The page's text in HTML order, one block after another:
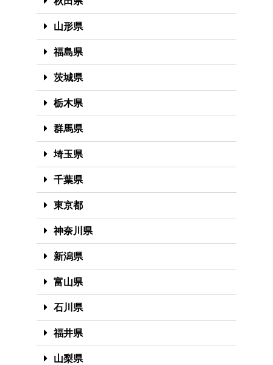
山形県
福島県
茨城県
栃木県
群馬県
埼玉県
千葉県
東京都
神奈川県
新潟県
富山県
石川県
福井県
山梨県